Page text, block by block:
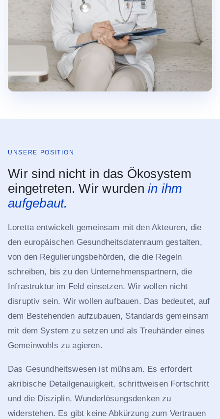
UNSERE POSITION
Wir sind nicht in das Ökosystem
eingetreten. Wir wurdenin ihm
aufgebaut.
Loretta entwickelt gemeinsam mit den Akteuren, die
den europäischen Gesundheitsdatenraum gestalten,
von den Regulierungsbehörden, die die Regeln
schreiben, bis zu den Unternehmenspartnern, die
Infrastruktur im Feld einsetzen. Wir wollen nicht
disruptiv sein. Wir wollen aufbauen. Das bedeutet, auf
dem Bestehenden aufzubauen, Standards gemeinsam
mit dem System zu setzen und als Treuhänder eines
Gemeinwohls zu agieren.
Das Gesundheitswesen ist mühsam. Es erfordert
akribische Detailgenauigkeit, schrittweisen Fortschritt
und die Disziplin, Wunderlösungsdenken zu
widerstehen. Es gibt keine Abkürzung zum Vertrauen